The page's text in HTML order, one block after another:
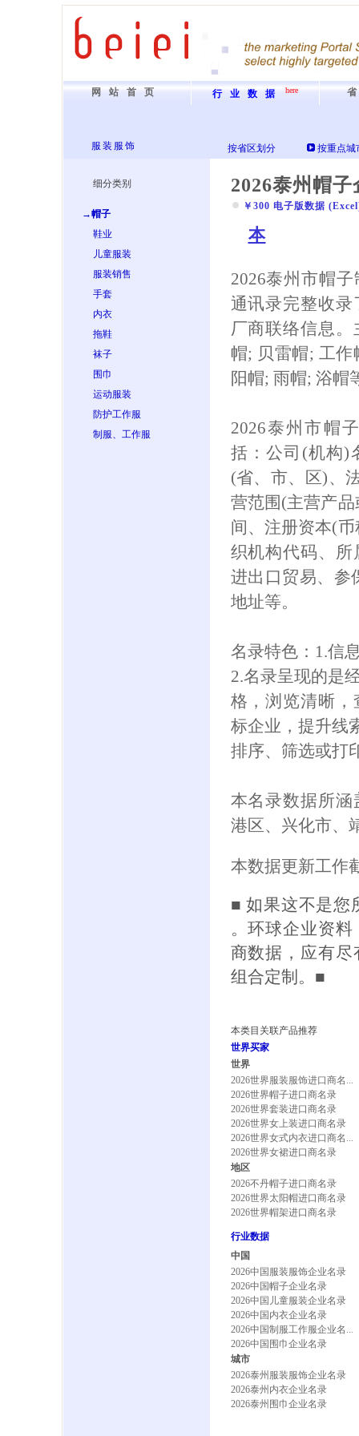
网站首页 行业数据 here
服装服饰 按省区划分 按重点城
细分类别
→帽子
鞋业
儿童服装
服装销售
手套
内衣
拖鞋
袜子
围巾
运动服装
防护工作服
制服、工作服
2026泰州帽
￥300 电子版数据
本
2026泰州市帽
通讯录完整收
厂商联络信息
帽; 贝雷帽; 工
阳帽; 雨帽; 浴帽
2026泰州市帽
括：公司(机构)
(省、市、区)、
营范围(主营产
间、注册资本(
织机构代码、
进出口贸易、参
地址等。
名录特色：1.信
2.名录呈现的是
格，浏览清晰
标企业，提升线
排序、筛选或打
本名录数据所
港区、兴化市、
本数据更新工作
■ 如果这不是您
。环球企业资
商数据，应有
组合定制。■
本类目关联产品推荐
世界买家
世界
2026世界服装服饰进口商名...
2026世界帽子进口商名录
2026世界套装进口商名录
2026世界女上装进口商名录
2026世界女式内衣进口商名...
2026世界女裙进口商名录
地区
2026不丹帽子进口商名录
2026世界太阳帽进口商名录
2026世界帽架进口商名录
行业数据
中国
2026中国服装服饰企业名录
2026中国帽子企业名录
2026中国儿童服装企业名录
2026中国内衣企业名录
2026中国制服工作服企业名...
2026中国围巾企业名录
城市
2026泰州服装服饰企业名录
2026泰州内衣企业名录
2026泰州围巾企业名录